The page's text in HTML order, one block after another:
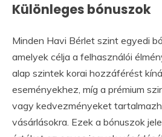
Különleges bónuszok
Minden Havi Bérlet szint egyedi
amelyek célja a felhasználói
alap szintek korai hozzáférést
eseményekhez, míg a prémium
vagy kedvezményeket
vásárlásokra. Ezek a bónuszok